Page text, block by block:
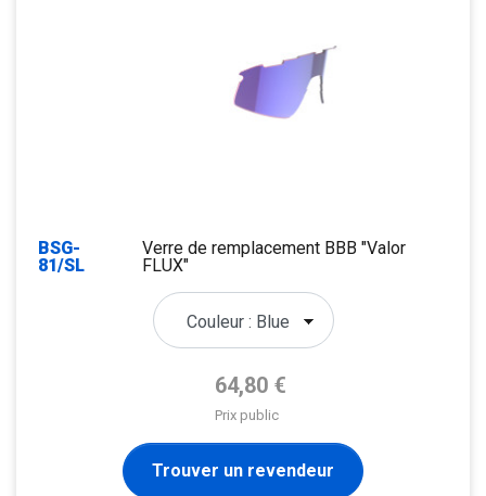
BSG-
81/SL
Verre de remplacement BBB "Valor
FLUX"
Prix de base
64,80 €
Prix public
Trouver un revendeur